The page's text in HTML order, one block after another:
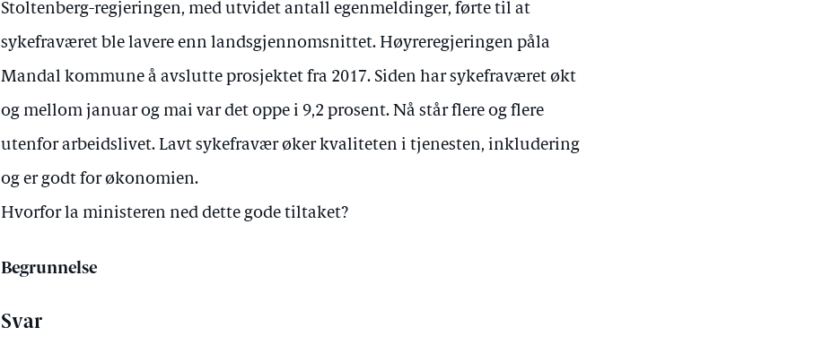
Stoltenberg-regjeringen, med utvidet antall egenmeldinger, førte til at
sykefraværet ble lavere enn landsgjennomsnittet. Høyreregjeringen påla
Mandal kommune å avslutte prosjektet fra 2017. Siden har sykefraværet økt
og mellom januar og mai var det oppe i 9,2 prosent. Nå står flere og flere
utenfor arbeidslivet. Lavt sykefravær øker kvaliteten i tjenesten, inkludering
og er godt for økonomien.
Hvorfor la ministeren ned dette gode tiltaket?
Begrunnelse
Svar